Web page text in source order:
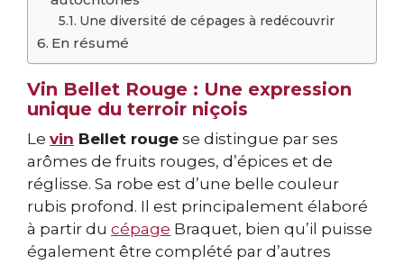
Une diversité de cépages à redécouvrir
En résumé
Vin Bellet Rouge : Une expression
unique du terroir niçois
Le vin Bellet rouge se distingue par ses
arômes de fruits rouges, d’épices et de
réglisse. Sa robe est d’une belle couleur
rubis profond. Il est principalement élaboré
à partir du cépage Braquet, bien qu’il puisse
également être complété par d’autres